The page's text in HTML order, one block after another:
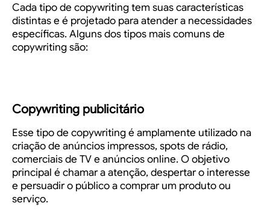
Cada tipo de copywriting tem suas características
distintas e é projetado para atender a necessidades
específicas. Alguns dos tipos mais comuns de
copywriting são:
Copywriting publicitário
Esse tipo de copywriting é amplamente utilizado na
criação de anúncios impressos, spots de rádio,
comerciais de TV e anúncios online. O objetivo
principal é chamar a atenção, despertar o interesse
e persuadir o público a comprar um produto ou
serviço.